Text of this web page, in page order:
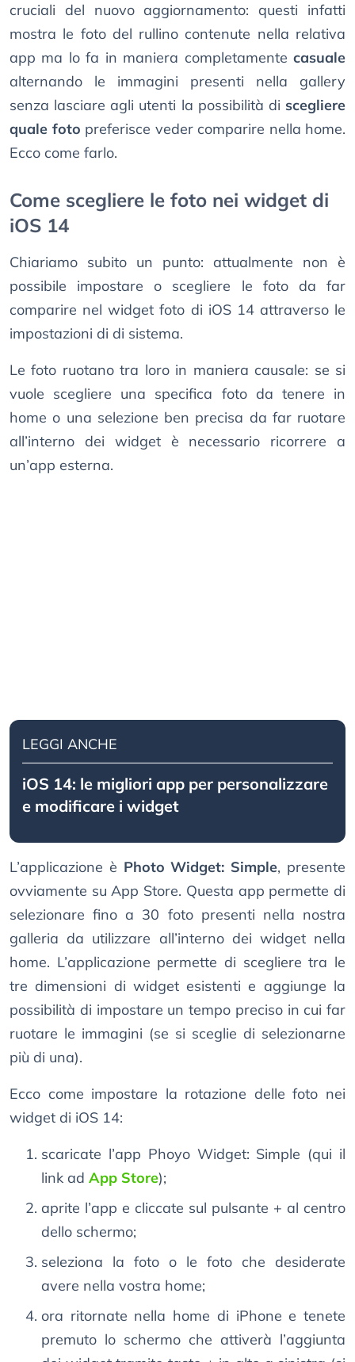
cruciali del nuovo aggiornamento: questi infatti
mostra le foto del rullino contenute nella relativa
app ma lo fa in maniera completamente casuale
alternando le immagini presenti nella gallery
senza lasciare agli utenti la possibilità di scegliere
quale foto preferisce veder comparire nella home.
Ecco come farlo.
Come scegliere le foto nei widget di
iOS 14
Chiariamo subito un punto: attualmente non è
possibile impostare o scegliere le foto da far
comparire nel widget foto di iOS 14 attraverso le
impostazioni di di sistema.
Le foto ruotano tra loro in maniera causale: se si
vuole scegliere una specifica foto da tenere in
home o una selezione ben precisa da far ruotare
all’interno dei widget è necessario ricorrere a
un’app esterna.
LEGGI ANCHE
iOS 14: le migliori app per personalizzare
e modificare i widget
L’applicazione è Photo Widget: Simple, presente
ovviamente su App Store. Questa app permette di
selezionare fino a 30 foto presenti nella nostra
galleria da utilizzare all’interno dei widget nella
home. L’applicazione permette di scegliere tra le
tre dimensioni di widget esistenti e aggiunge la
possibilità di impostare un tempo preciso in cui far
ruotare le immagini (se si sceglie di selezionarne
più di una).
Ecco come impostare la rotazione delle foto nei
widget di iOS 14:
scaricate l’app Phoyo Widget: Simple (qui il
link ad App Store);
aprite l’app e cliccate sul pulsante + al centro
dello schermo;
seleziona la foto o le foto che desiderate
avere nella vostra home;
ora ritornate nella home di iPhone e tenete
premuto lo schermo che attiverà l’aggiunta